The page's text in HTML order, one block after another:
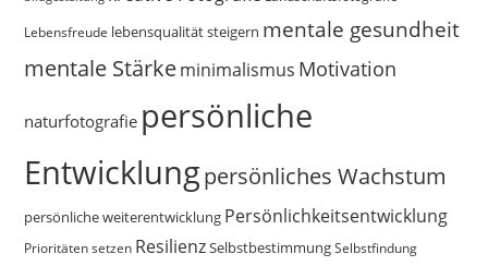
Lebensfreude lebensqualität steigern mentale gesundheit
mentale Stärkeminimalismus Motivation
naturfotografie persönliche
Entwicklungpersönliches Wachstum
persönliche weiterentwicklung Persönlichkeitsentwicklung
Prioritäten setzen ResilienzSelbstbestimmung Selbstfindung